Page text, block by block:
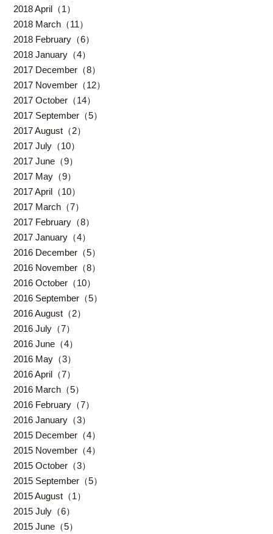
2018 April（1）
2018 March（11）
2018 February（6）
2018 January（4）
2017 December（8）
2017 November（12）
2017 October（14）
2017 September（5）
2017 August（2）
2017 July（10）
2017 June（9）
2017 May（9）
2017 April（10）
2017 March（7）
2017 February（8）
2017 January（4）
2016 December（5）
2016 November（8）
2016 October（10）
2016 September（5）
2016 August（2）
2016 July（7）
2016 June（4）
2016 May（3）
2016 April（7）
2016 March（5）
2016 February（7）
2016 January（3）
2015 December（4）
2015 November（4）
2015 October（3）
2015 September（5）
2015 August（1）
2015 July（6）
2015 June（5）